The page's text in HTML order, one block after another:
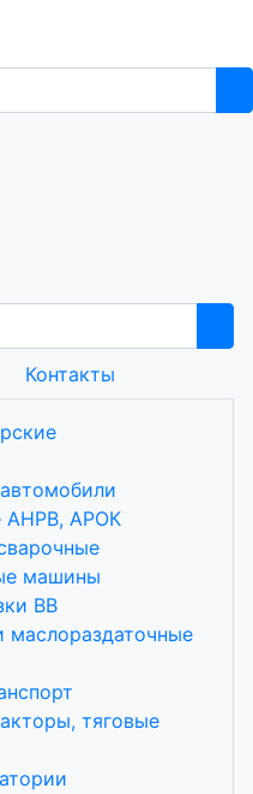
Контакты
АНРВ, АРОК
машины
ВВ
маслораздаточные
тяговые